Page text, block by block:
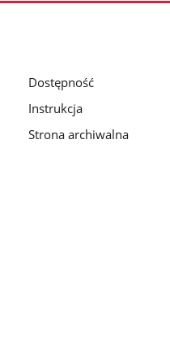
Dostępność
Instrukcja
Strona archiwalna